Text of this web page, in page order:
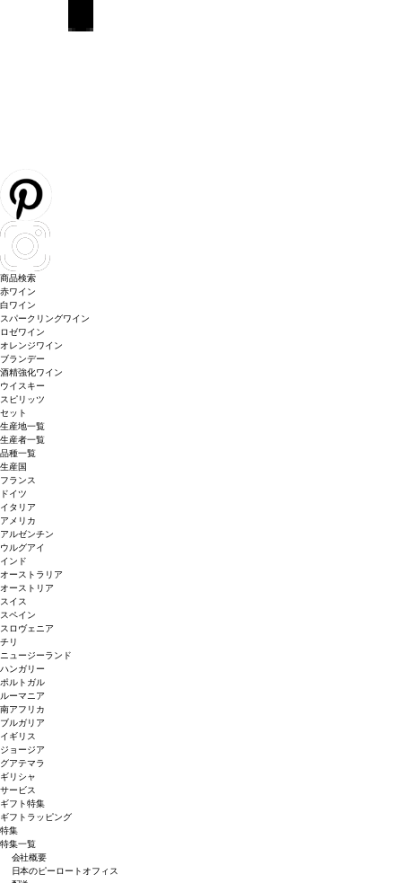
商品検索
赤ワイン
白ワイン
スパークリングワイン
ロゼワイン
オレンジワイン
ブランデー
酒精強化ワイン
ウイスキー
スピリッツ
セット
生産地一覧
生産者一覧
品種一覧
生産国
フランス
ドイツ
イタリア
アメリカ
アルゼンチン
ウルグアイ
インド
オーストラリア
オーストリア
スイス
スペイン
スロヴェニア
チリ
ニュージーランド
ハンガリー
ポルトガル
ルーマニア
南アフリカ
ブルガリア
イギリス
ジョージア
グアテマラ
ギリシャ
サービス
ギフト特集
ギフトラッピング
特集
特集一覧
会社概要
日本のピーロートオフィス